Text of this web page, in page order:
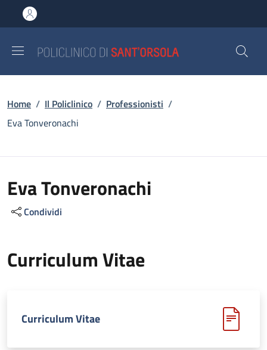
al contenuto principale
to footer content
Briciole di pane
Home / Il Policlinico / Professionisti /
Eva Tonveronachi
Eva Tonveronachi
Condividi
Curriculum Vitae
Curriculum Vitae